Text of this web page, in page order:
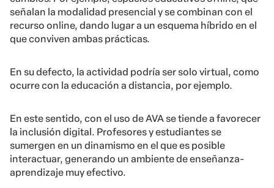
señalan la modalidad presencial y se combinan con el
recurso online, dando lugar a un esquema híbrido en el
que conviven ambas prácticas.
En su defecto, la actividad podría ser solo virtual, como
ocurre con la educación a distancia, por ejemplo.
En este sentido, con el uso de AVA se tiende a favorecer
la inclusión digital. Profesores y estudiantes se
sumergen en un dinamismo en el que es posible
interactuar, generando un ambiente de enseñanza-
aprendizaje muy efectivo.